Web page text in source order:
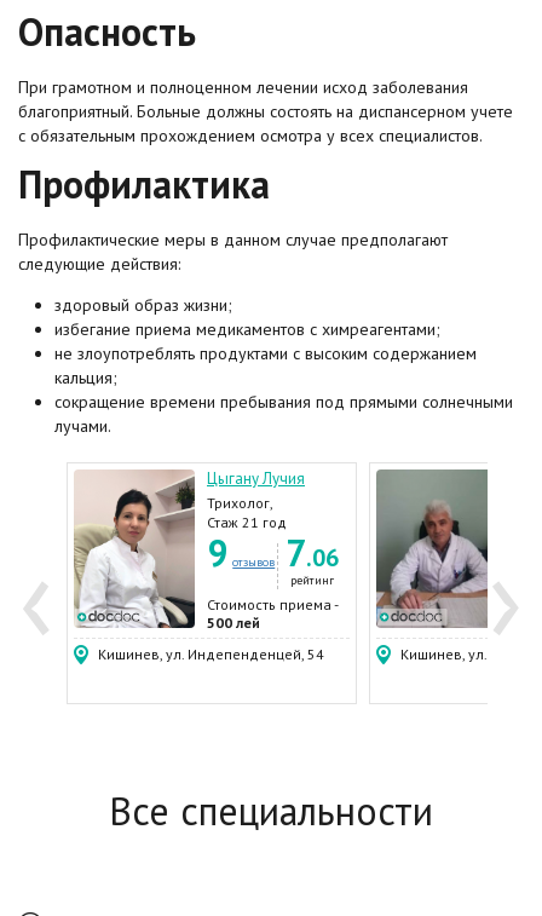
Опасность
При грамотном и полноценном лечении исход заболевания
благоприятный. Больные должны состоять на диспансерном учете
с обязательным прохождением осмотра у всех специалистов.
Профилактика
Профилактические меры в данном случае предполагают
следующие действия:
здоровый образ жизни;
избегание приема медикаментов с химреагентами;
не злоупотреблять продуктами с высоким содержанием
кальция;
сокращение времени пребывания под прямыми солнечными
лучами.
‹ ›
-
Цыгану Лучия
Трихолог,
Дерматолог ,
Венеролог
Стаж 21 год
9 отзывов 7.06
рейтинг
Стоимость приема -
500 лей
Кишинев, ул. Индепенденцей, 54
400
Кишинев, ул. Игорь
Все специальности